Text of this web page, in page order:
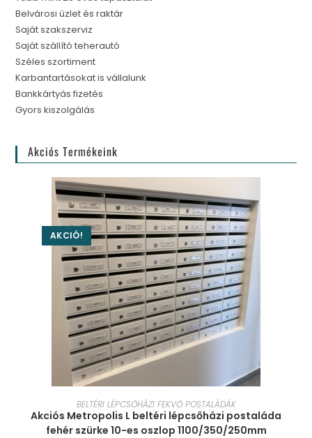
Belvárosi üzlet és raktár
Saját szakszerviz
Saját szállító teherautó
Széles szortiment
Karbantartásokat is vállalunk
Bankkártyás fizetés
Gyors kiszolgálás
Akciós Termékeink
AKCIÓ!
KOSÁRBA TESZEM
BELTÉRI LÉPCSŐHÁZI FEKVŐ POSTALÁDÁK
Akciós Metropolis L beltéri lépcsőházi postaláda
fehér szürke 10-es oszlop 1100/350/250mm